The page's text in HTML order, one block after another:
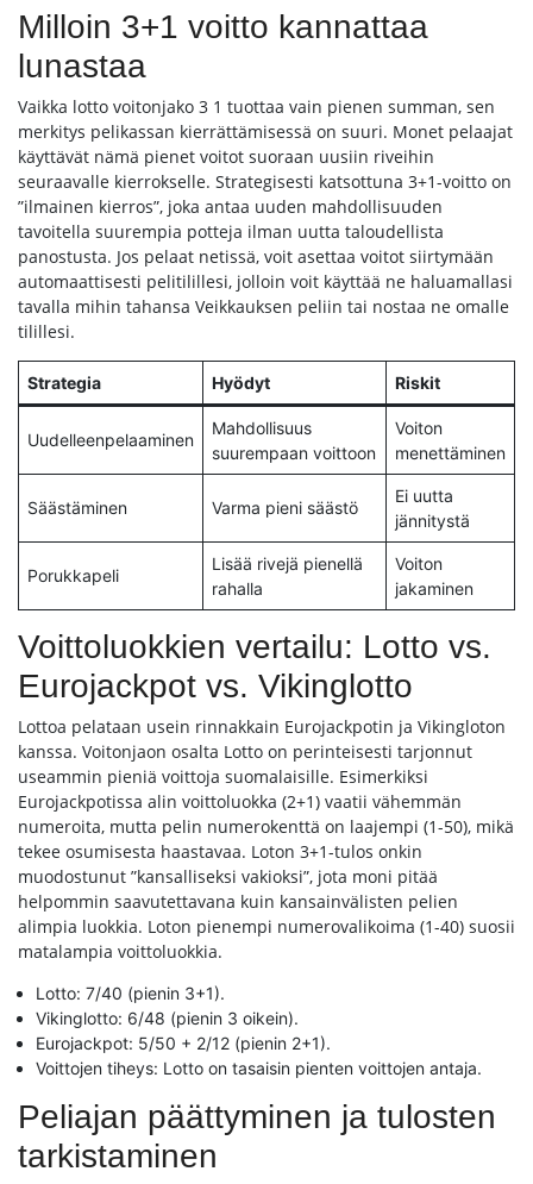
Milloin 3+1 voitto kannattaa
lunastaa
Vaikka lotto voitonjako 3 1 tuottaa vain pienen summan, sen
merkitys pelikassan kierrättämisessä on suuri. Monet pelaajat
käyttävät nämä pienet voitot suoraan uusiin riveihin
seuraavalle kierrokselle. Strategisesti katsottuna 3+1-voitto on
”ilmainen kierros”, joka antaa uuden mahdollisuuden
tavoitella suurempia potteja ilman uutta taloudellista
panostusta. Jos pelaat netissä, voit asettaa voitot siirtymään
automaattisesti pelitilillesi, jolloin voit käyttää ne haluamallasi
tavalla mihin tahansa Veikkauksen peliin tai nostaa ne omalle
tilillesi.
Strategia Hyödyt Riskit
Uudelleenpelaaminen
Mahdollisuus
suurempaan voittoon
Voiton
menettäminen
Säästäminen Varma pieni säästö
Ei uutta
jännitystä
Porukkapeli
Lisää rivejä pienellä
rahalla
Voiton
jakaminen
Voittoluokkien vertailu: Lotto vs.
Eurojackpot vs. Vikinglotto
Lottoa pelataan usein rinnakkain Eurojackpotin ja Vikingloton
kanssa. Voitonjaon osalta Lotto on perinteisesti tarjonnut
useammin pieniä voittoja suomalaisille. Esimerkiksi
Eurojackpotissa alin voittoluokka (2+1) vaatii vähemmän
numeroita, mutta pelin numerokenttä on laajempi (1-50), mikä
tekee osumisesta haastavaa. Loton 3+1-tulos onkin
muodostunut ”kansalliseksi vakioksi”, jota moni pitää
helpommin saavutettavana kuin kansainvälisten pelien
alimpia luokkia. Loton pienempi numerovalikoima (1-40) suosii
matalampia voittoluokkia.
Lotto: 7/40 (pienin 3+1).
Vikinglotto: 6/48 (pienin 3 oikein).
Eurojackpot: 5/50 + 2/12 (pienin 2+1).
Voittojen tiheys: Lotto on tasaisin pienten voittojen antaja.
Peliajan päättyminen ja tulosten
tarkistaminen